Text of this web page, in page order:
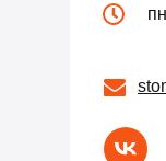
Информация